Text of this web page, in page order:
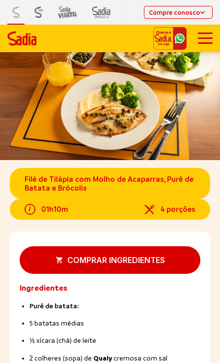
Compre conosco
Filé de Tilápia com Molho de Acaparras, Purê de
Batata e Brócolis
01h10m 4 porções
COMPRAR INGREDIENTES
Ingredientes
Purê de batata:
5 batatas médias
½ xícara (chá) de leite
2 colheres (sopa) de Qualycremosa com sal